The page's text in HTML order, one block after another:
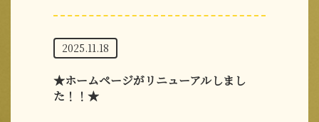
2025.11.18
★ホームページがリニューアルしまし
た！！★